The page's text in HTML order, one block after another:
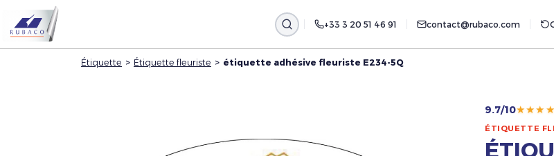
+33 3 20 51 46 91 contact@rubaco.com
Étiquette > Étiquette fleuriste > étiquette adhésive fleuriste E234-5Q
9.7/10
ÉTIQUETTE